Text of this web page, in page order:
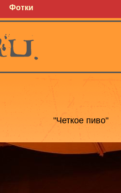
Фотки
"Четкое пиво"